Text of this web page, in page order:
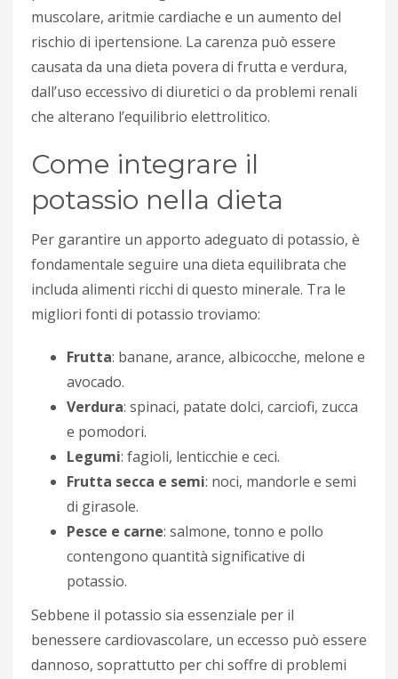
muscolare, aritmie cardiache e un aumento del
rischio di ipertensione. La carenza può essere
causata da una dieta povera di frutta e verdura,
dall’uso eccessivo di diuretici o da problemi renali
che alterano l’equilibrio elettrolitico.
Come integrare il
potassio nella dieta
Per garantire un apporto adeguato di potassio, è
fondamentale seguire una dieta equilibrata che
includa alimenti ricchi di questo minerale. Tra le
migliori fonti di potassio troviamo:
Frutta: banane, arance, albicocche, melone e
avocado.
Verdura: spinaci, patate dolci, carciofi, zucca
e pomodori.
Legumi: fagioli, lenticchie e ceci.
Frutta secca e semi: noci, mandorle e semi
di girasole.
Pesce e carne: salmone, tonno e pollo
contengono quantità significative di
potassio.
Sebbene il potassio sia essenziale per il
benessere cardiovascolare, un eccesso può essere
dannoso, soprattutto per chi soffre di problemi